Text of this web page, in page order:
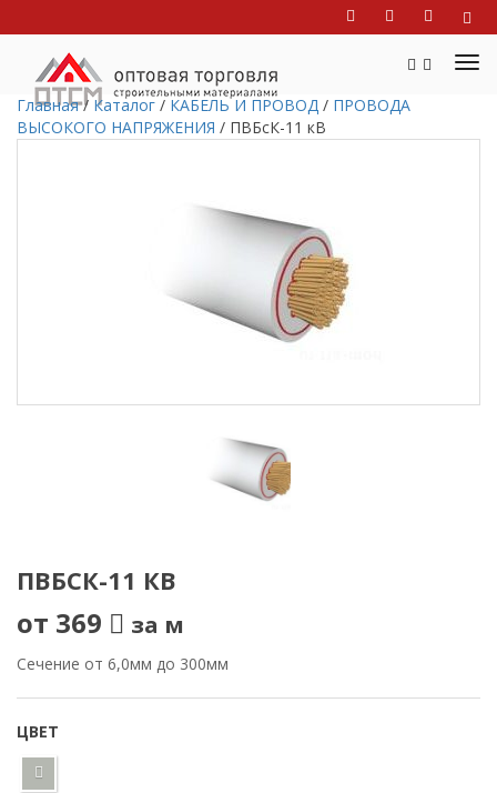
Главная /Каталог / КАБЕЛЬ И ПРОВОД / ПРОВОДА
ВЫСОКОГО НАПРЯЖЕНИЯ / ПВБсК-11 кВ
ПВБСК-11 КВ
от 369 за м
Сечение от 6,0мм до 300мм
ЦВЕТ